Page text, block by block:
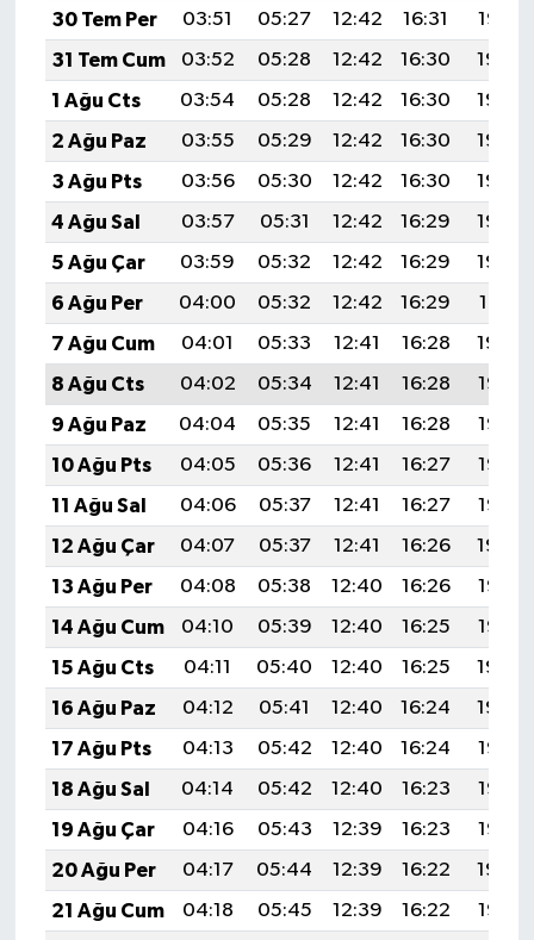
30 Tem Per
03:51 05:27 12:42 16:31
19:47
31 Tem Cum
03:52 05:28 12:42 16:30
19:46
1 Ağu Cts
03:54 05:28 12:42 16:30
19:46
2 Ağu Paz
03:55 05:29 12:42 16:30
19:45
3 Ağu Pts
03:56 05:30 12:42 16:30
19:44
4 Ağu Sal
03:57 05:31 12:42 16:29
19:43
5 Ağu Çar
03:59 05:32 12:42 16:29
19:42
6 Ağu Per
04:00 05:32 12:42 16:29
19:41
7 Ağu Cum
04:01 05:33 12:41 16:28
19:39
8 Ağu Cts
04:02 05:34 12:41 16:28
19:38
9 Ağu Paz
04:04 05:35 12:41 16:28
19:37
10 Ağu Pts
04:05 05:36 12:41 16:27
19:36
11 Ağu Sal
04:06 05:37 12:41 16:27
19:35
12 Ağu Çar
04:07 05:37 12:41 16:26
19:34
13 Ağu Per
04:08 05:38 12:40 16:26
19:33
14 Ağu Cum
04:10 05:39 12:40 16:25
19:32
15 Ağu Cts
04:11 05:40 12:40 16:25
19:30
16 Ağu Paz
04:12 05:41 12:40 16:24
19:29
17 Ağu Pts
04:13 05:42 12:40 16:24
19:28
18 Ağu Sal
04:14 05:42 12:40 16:23
19:27
19 Ağu Çar
04:16 05:43 12:39 16:23
19:25
20 Ağu Per
04:17 05:44 12:39 16:22
19:24
21 Ağu Cum
04:18 05:45 12:39 16:22
19:23